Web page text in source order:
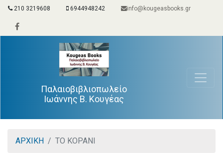
210 3219608 6944948242 info@kougeasbooks.gr
Παλαιοβιβλιοπωλείο
Ιωάννης Β. Κουγέας
ΑΡΧΙΚΗ ΤΟ ΚΟΡΑΝΙ